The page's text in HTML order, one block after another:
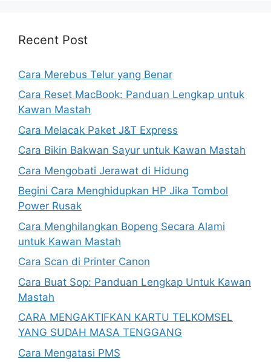
Recent Post
Cara Merebus Telur yang Benar
Cara Reset MacBook: Panduan Lengkap untuk
Kawan Mastah
Cara Melacak Paket J&T Express
Cara Bikin Bakwan Sayur untuk Kawan Mastah
Cara Mengobati Jerawat di Hidung
Begini Cara Menghidupkan HP Jika Tombol
Power Rusak
Cara Menghilangkan Bopeng Secara Alami
untuk Kawan Mastah
Cara Scan di Printer Canon
Cara Buat Sop: Panduan Lengkap Untuk Kawan
Mastah
CARA MENGAKTIFKAN KARTU TELKOMSEL
YANG SUDAH MASA TENGGANG
Cara Mengatasi PMS